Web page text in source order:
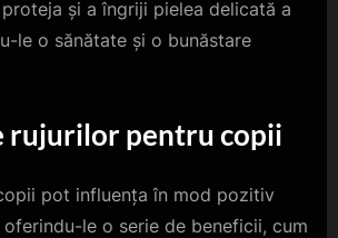
și a îngriji pielea delicată a
le o sănătate și o bunăstare
rujurilor pentru copii
pot influența în mod pozitiv
le o serie de beneficii, cum